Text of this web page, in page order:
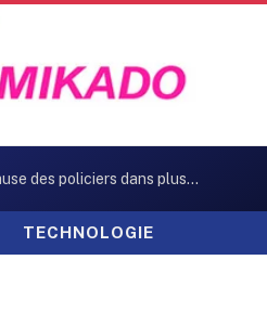
Kidnapping : Pierre Espérance met en cause des policiers dans plusieurs enlèvements
TECHNOLOGIE